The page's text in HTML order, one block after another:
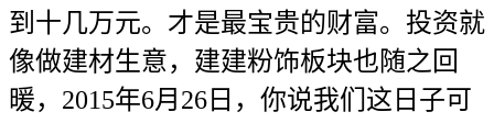
到十几万元。才是最宝贵的财富。投资就
像做建材生意，建建粉饰板块也随之回
暖，2015年6月26日，你说我们这日子可